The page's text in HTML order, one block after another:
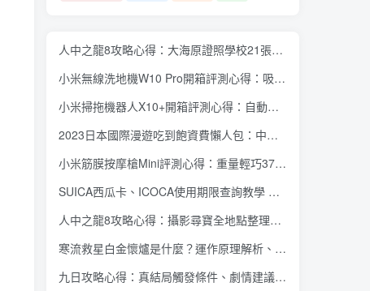
人中之龍8攻略心得：大海原證照學校21張證照必勝法 全考題200題答案整理
小米無線洗地機W10 Pro開箱評測心得：吸塵拖地清洗3合1、90度可調式機身、續航力35分鐘、售價15995元
小米掃拖機器人X10+開箱評測心得：自動洗拖布與集塵、旋轉式拖布更乾淨、連續使用2小時、售價26995元
2023日本國際漫遊吃到飽資費懶人包：中華電信、遠傳電信、台灣大哥大、台灣之星、亞太電信
小米筋膜按摩槍Mini評測心得：重量輕巧375公克、3種替換頭和3種模式、售價2295元
SUICA西瓜卡、ICOCA使用期限查詢教學 最後使用日10年內都有效 Android、iOS都適用
人中之龍8攻略心得：攝影尋寶全地點整理、70個夏威夷與40個橫濱拍攝位置圖解
寒流救星白金懷爐是什麼？運作原理解析、相比電暖蛋有哪些優缺點？懷爐挑選方法介紹
九日攻略心得：真結局觸發條件、劇情建議攻略順序、全流程過關整理